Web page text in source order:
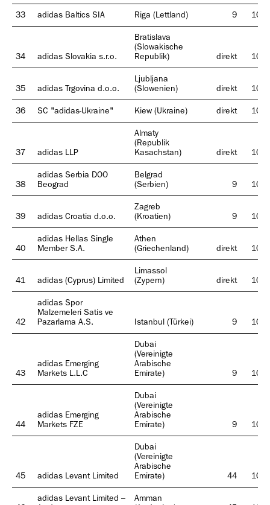
33 adidas Baltics SIA Riga (Lettland) 9 100
34 adidas Slovakia s.r.o.
Bratislava
(Slowakische
Republik)
direkt 100
35 adidas Trgovina d.o.o.
Ljubljana
(Slowenien)
direkt 100
36 SC "adidas-Ukraine" Kiew (Ukraine) direkt 100
37 adidas LLP
Almaty
(Republik
Kasachstan)
direkt 100
38
adidas Serbia DOO
Beograd
Belgrad
(Serbien)
9 100
39 adidas Croatia d.o.o.
Zagreb
(Kroatien)
9 100
40
adidas Hellas Single
Member S.A.
Athen
(Griechenland)
direkt 100
41 adidas (Cyprus) Limited
Limassol
(Zypern)
direkt 100
42
adidas Spor
Malzemeleri Satis ve
Pazarlama A.S.
Istanbul (Türkei) 9 100
43
adidas Emerging
Markets L.L.C
Dubai
(Vereinigte
Arabische
Emirate)
9 100
44
adidas Emerging
Markets FZE
Dubai
(Vereinigte
Arabische
Emirate)
9 100
45 adidas Levant Limited
Dubai
(Vereinigte
Arabische
Emirate)
44 100
adidas Levant Limited –
Amman